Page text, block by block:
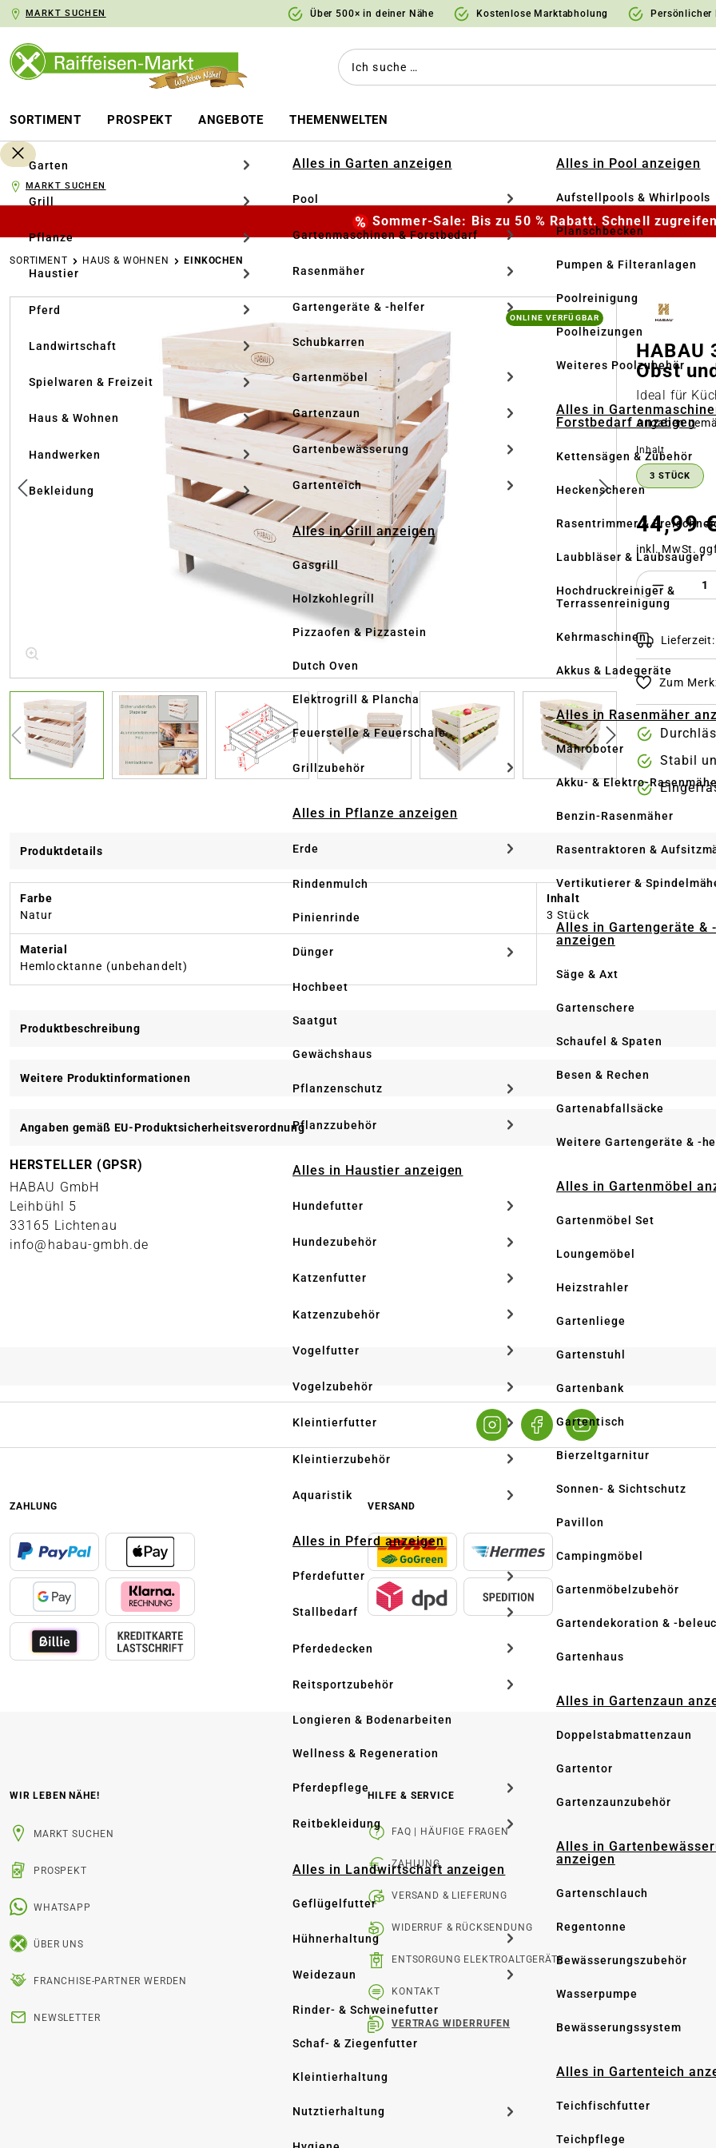
Zur Hauptnavigation springen
MARKT SUCHEN Über 500× in deiner Nähe Kostenlose Marktabholung Persönlicher
SORTIMENT PROSPEKT ANGEBOTE THEMENWELTEN
Garten
Grill
Pflanze
Haustier
Pferd
Landwirtschaft
Spielwaren & Freizeit
Haus & Wohnen
Handwerken
Bekleidung
Alles in Garten anzeigen
Pool
Gartenmaschinen & Forstbedarf
Rasenmäher
Gartengeräte & -helfer
Schubkarren
Gartenmöbel
Gartenzaun
Gartenbewässerung
Gartenteich
Alles in Grill anzeigen
Gasgrill
Holzkohlegrill
Pizzaofen & Pizzastein
Dutch Oven
Elektrogrill & Plancha
Feuerstelle & Feuerschale
Grillzubehör
Alles in Pflanze anzeigen
Erde
Rindenmulch
Pinienrinde
Dünger
Hochbeet
Saatgut
Gewächshaus
Pflanzenschutz
Pflanzzubehör
Alles in Haustier anzeigen
Hundefutter
Hundezubehör
Katzenfutter
Katzenzubehör
Vogelfutter
Vogelzubehör
Kleintierfutter
Kleintierzubehör
Aquaristik
Alles in Pferd anzeigen
Pferdefutter
Stallbedarf
Pferdedecken
Reitsportzubehör
Longieren & Bodenarbeiten
Wellness & Regeneration
Pferdepflege
Reitbekleidung
Alles in Landwirtschaft anzeigen
Geflügelfutter
Hühnerhaltung
Weidezaun
Rinder- & Schweinefutter
Schaf- & Ziegenfutter
Kleintierhaltung
Nutztierhaltung
Alles in Pool anzeigen
Aufstellpools & Whirlpools
Planschbecken
Pumpen & Filteranlagen
Poolreinigung
Poolheizungen
Weiteres Poolzubehör
Alles in
Forstbedarf anzeigen
Kettensägen & Zubehör
Heckenscheren
Rasentrimmer &
Laubbläser & Laubsauger
Hochdruckreiniger &
Terrassenreinigung
Kehrmaschinen
Akkus & Ladegeräte
Alles in Rasenmäher
Mähroboter
Akku- & Elektro-
Benzin-Rasenmäher
Rasentraktoren &
Vertikutierer &
Alles in Gartengeräte &
anzeigen
Säge & Axt
Gartenschere
Schaufel & Spaten
Besen & Rechen
Gartenabfallsäcke
Weitere Gartengeräte & -
Alles in Gartenmöbel
Gartenmöbel Set
Loungemöbel
Heizstrahler
Gartenliege
Gartenstuhl
Gartenbank
Gartentisch
Bierzeltgarnitur
Sonnen- & Sichtschutz
Pavillon
Campingmöbel
Gartenmöbelzubehör
Gartendekoration & -
Gartenhaus
Alles in Gartenzaun
Doppelstabmattenzaun
Gartentor
Gartenzaunzubehör
Alles in
anzeigen
Gartenschlauch
Regentonne
Bewässerungszubehör
Wasserpumpe
Bewässerungssystem
Alles in Gartenteich
Teichfischfutter
Teichpflege
MARKT SUCHEN
Sommer-Sale: Bis zu 50 % Rabatt. Schnell
SORTIMENT HAUS & WOHNEN EINKOCHEN
Bildergalerie überspringen
ONLINE VERFÜGBAR
HABAU
Obst
Ideal für
Angaben
Inhalt auswählen
3 STÜCK
44,99
inkl. MwSt.
Produkt
Zum
Stabil
Produktdetails
Farbe
Natur
Inhalt
3 Stück
Material
Hemlocktanne (unbehandelt)
Produktbeschreibung
Weitere Produktinformationen
Angaben gemäß EU-Produktsicherheitsverordnung
HERSTELLER (GPSR)
HABAU GmbH
Leihbühl 5
33165 Lichtenau
info@habau-gmbh.de
ZAHLUNG VERSAND
WIR LEBEN NÄHE!
MARKT SUCHEN
PROSPEKT
WHATSAPP
ÜBER UNS
FRANCHISE-PARTNER WERDEN
NEWSLETTER
HILFE & SERVICE
FAQ | HÄUFIGE FRAGEN
ZAHLUNG
VERSAND & LIEFERUNG
WIDERRUF & RÜCKSENDUNG
ENTSORGUNG ELEKTROALTGERÄTE
KONTAKT
VERTRAG WIDERRUFEN